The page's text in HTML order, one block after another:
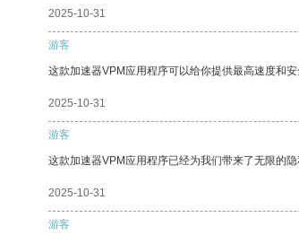
2025-10-31
游客
这款加速器VPM应用程序可以给你提供最高速度和
2025-10-31
游客
这款加速器VPM应用程序已经为我们带来了无限的隐
2025-10-31
游客